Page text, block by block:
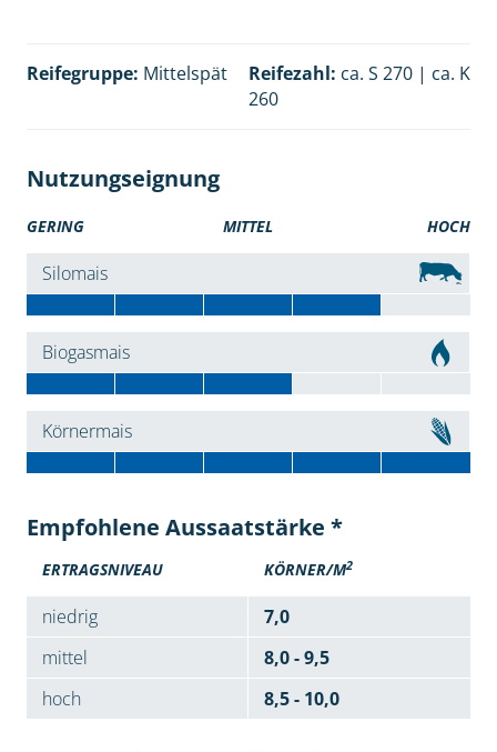
Reifegruppe: Mittelspät Reifezahl: ca. S 270 | ca. K
260
Nutzungseignung
GERING MITTEL HOCH
Silomais
Biogasmais
Körnermais
Empfohlene Aussaatstärke *
ERTRAGSNIVEAU KÖRNER/M2
niedrig
7,0
mittel
8,0 - 9,5
hoch
8,5 - 10,0